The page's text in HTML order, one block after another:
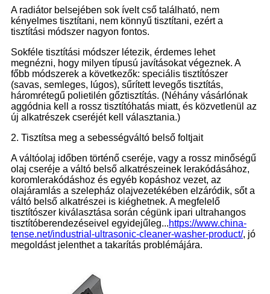
A radiátor belsejében sok ívelt cső található, nem
kényelmes tisztítani, nem könnyű tisztítani, ezért a
tisztítási módszer nagyon fontos.
Sokféle tisztítási módszer létezik, érdemes lehet
megnézni, hogy milyen típusú javításokat végeznek. A
főbb módszerek a következők: speciális tisztítószer
(savas, semleges, lúgos), sűrített levegős tisztítás,
háromrétegű polietilén gőztisztítás. (Néhány vásárlónak
aggódnia kell a rossz tisztítóhatás miatt, és közvetlenül az
új alkatrészek cseréjét kell választania.)
2. Tisztítsa meg a sebességváltó belső foltjait
A váltóolaj időben történő cseréje, vagy a rossz minőségű
olaj cseréje a váltó belső alkatrészeinek lerakódásához,
koromlerakódáshoz és egyéb kopáshoz vezet, az
olajáramlás a szelepház olajvezetékében elzáródik, sőt a
váltó belső alkatrészei is kiéghetnek. A megfelelő
tisztítószer kiválasztása során cégünk ipari ultrahangos
tisztítóberendezéseivel egyidejűleg...https://www.china-
tense.net/industrial-ultrasonic-cleaner-washer-product/, jó
megoldást jelenthet a takarítás problémájára.